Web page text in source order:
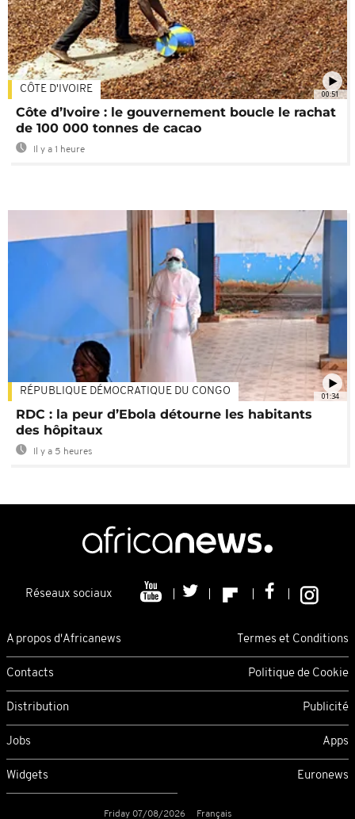
00:51
CÔTE D'IVOIRE
Côte d’Ivoire : le gouvernement boucle le rachat
de 100 000 tonnes de cacao
Il y a 1 heure
01:34
RÉPUBLIQUE DÉMOCRATIQUE DU CONGO
RDC : la peur d’Ebola détourne les habitants
des hôpitaux
Il y a 5 heures
Réseaux sociaux
A propos d'Africanews Termes et Conditions
Contacts Politique de Cookie
Distribution Publicité
Jobs Apps
Widgets Euronews
Friday 07/08/2026